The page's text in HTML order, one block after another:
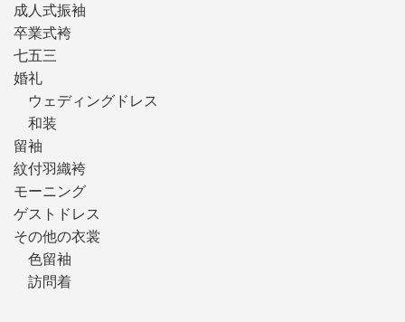
成人式振袖
卒業式袴
七五三
婚礼
ウェディングドレス
和装
留袖
紋付羽織袴
モーニング
ゲストドレス
その他の衣裳
色留袖
訪問着